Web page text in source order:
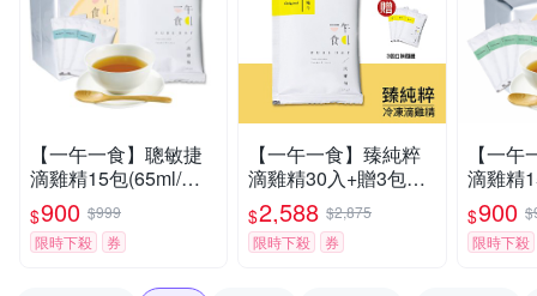
【一午一食】聰敏捷
滴雞精15包(65ml/包-
環保包裝)效期2026-1
0-13
$900 $999
限時下殺
券
【一午一食】臻純粹
滴雞精30入+贈3包不
挑款(環保包)
$2,588 $2,875
限時下殺
券
【一
滴雞精
環保
1-25
$900
限時下殺